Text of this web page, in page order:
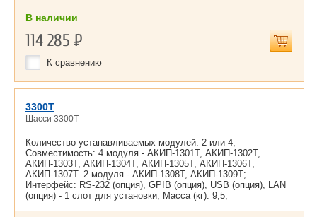
В наличии
114 285Р
К сравнению
3300Т
Шасси 3300Т
Количество устанавливаемых модулей: 2 или 4;
Совместимость: 4 модуля - АКИП-1301Т, АКИП-1302Т,
АКИП-1303Т, АКИП-1304Т, АКИП-1305Т, АКИП-1306Т,
АКИП-1307Т. 2 модуля - АКИП-1308Т, АКИП-1309Т;
Интерфейс: RS-232 (опция), GPIB (опция), USB (опция), LAN
(опция) - 1 слот для установки; Масса (кг): 9,5;